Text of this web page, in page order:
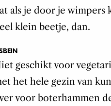
als je door je wimpers
klein beetje, dan.
geschikt voor
het hele gezin van
voor boterhammen